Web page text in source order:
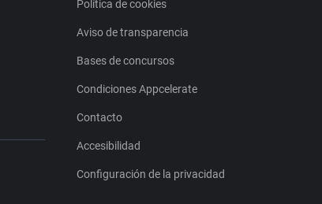
Política de cookies
Aviso de transparencia
Bases de concursos
Condiciones Appcelerate
Contacto
Accesibilidad
Configuración de la privacidad